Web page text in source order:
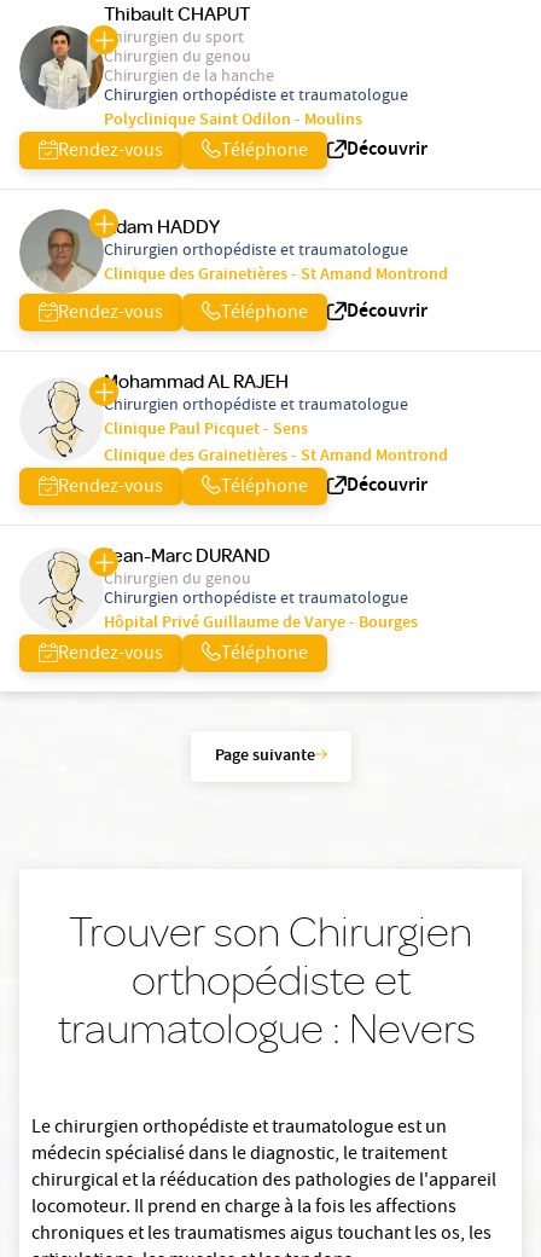
Thibault CHAPUT
Chirurgien du sport
Chirurgien du genou
Chirurgien de la hanche
Chirurgien orthopédiste et traumatologue
Polyclinique Saint Odilon - Moulins
Rendez-vous Téléphone Découvrir
Adam HADDY
Chirurgien orthopédiste et traumatologue
Clinique des Grainetières - St Amand Montrond
Rendez-vous Téléphone Découvrir
Mohammad AL RAJEH
Chirurgien orthopédiste et traumatologue
Clinique Paul Picquet - Sens
Clinique des Grainetières - St Amand Montrond
Rendez-vous Téléphone Découvrir
Jean-Marc DURAND
Chirurgien du genou
Chirurgien orthopédiste et traumatologue
Hôpital Privé Guillaume de Varye - Bourges
Rendez-vous Téléphone
Page suivante
Trouver son Chirurgien
orthopédiste et
traumatologue : Nevers
Le chirurgien orthopédiste et traumatologue est un
médecin spécialisé dans le diagnostic, le traitement
chirurgical et la rééducation des pathologies de l'appareil
locomoteur. Il prend en charge à la fois les affections
chroniques et les traumatismes aigus touchant les os, les